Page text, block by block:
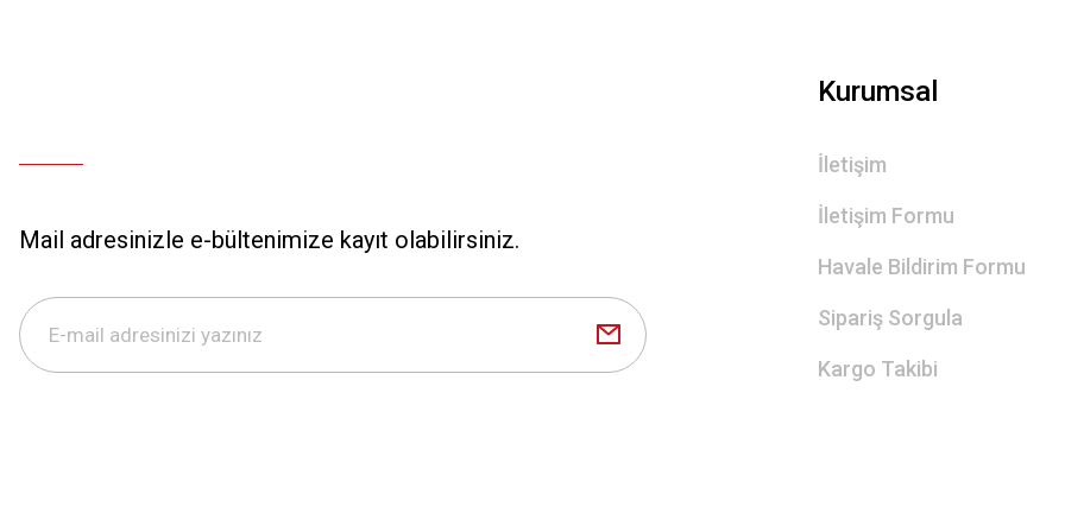
Mail adresinizle e-bültenimize kayıt olabilirsiniz.
Kurumsal
İletişim
İletişim Formu
Havale Bildirim Formu
Sipariş Sorgula
Kargo Takibi